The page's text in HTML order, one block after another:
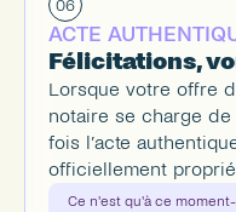
06
ACTE
Félicitations,
Lorsque votre offre
notaire se charge
fois l’acte
officiellement
Ce n'est qu'à ce